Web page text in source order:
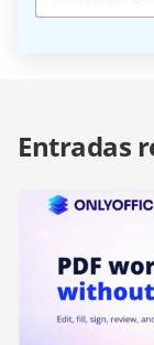
Entradas